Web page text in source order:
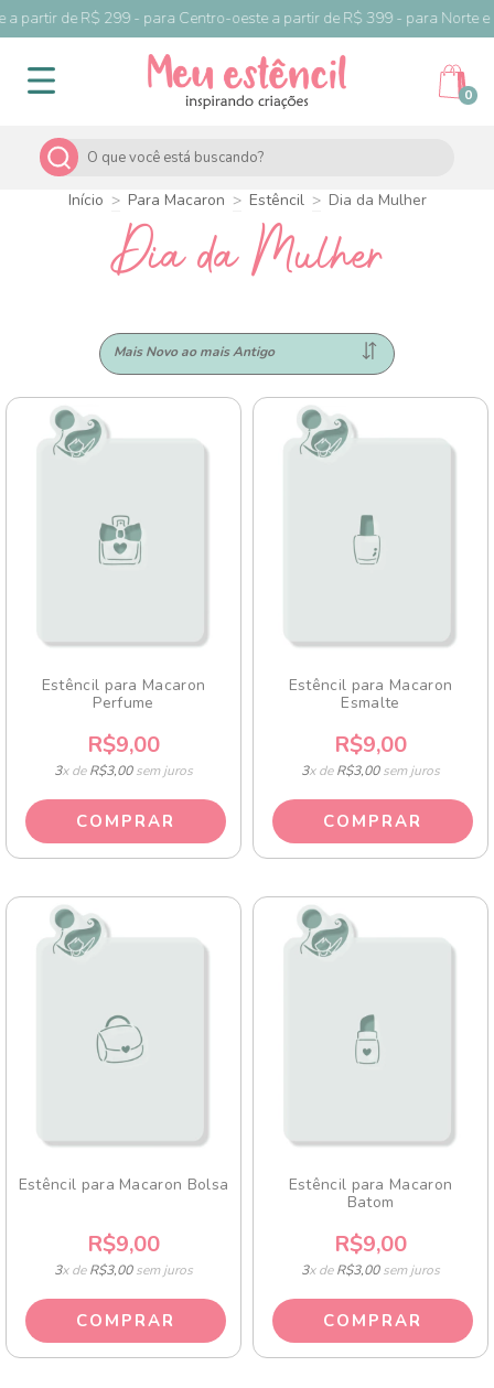
de R$ 299 - para Centro-oeste a partir de R$ 399 - para Norte e
0
Início > Para Macaron > Estêncil > Dia da Mulher
Dia da Mulher
Estêncil para Macaron
Perfume
R$9,00
3x deR$3,00sem juros
Estêncil para Macaron
Esmalte
R$9,00
3x deR$3,00sem juros
Estêncil para Macaron Bolsa
R$9,00
3x deR$3,00sem juros
Estêncil para Macaron
Batom
R$9,00
3x deR$3,00sem juros